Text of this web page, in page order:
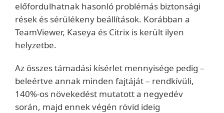
előfordulhatnak hasonló problémás biztonsági
rések és sérülékeny beállítások. Korábban a
TeamViewer, Kaseya és Citrix is került ilyen
helyzetbe.
Az összes támadási kísérlet mennyisége pedig –
beleértve annak minden fajtáját – rendkívüli,
140%-os növekedést mutatott a negyedév
során, majd ennek végén rövid ideig